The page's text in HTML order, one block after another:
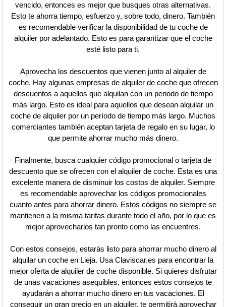
vencido, entonces es mejor que busques otras alternativas.
Esto te ahorra tiempo, esfuerzo y, sobre todo, dinero. También
es recomendable verificar la disponibilidad de tu coche de
alquiler por adelantado. Esto es para garantizar que el coche
esté listo para ti.
Aprovecha los descuentos que vienen junto al alquiler de
coche. Hay algunas empresas de alquiler de coche que ofrecen
descuentos a aquellos que alquilan con un periodo de tiempo
más largo. Esto es ideal para aquellos que desean alquilar un
coche de alquiler por un período de tiempo más largo. Muchos
comerciantes también aceptan tarjeta de regalo en su lugar, lo
que permite ahorrar mucho más dinero.
Finalmente, busca cualquier código promocional o tarjeta de
descuento que se ofrecen con el alquiler de coche. Esta es una
excelente manera de disminuir los costos de alquiler. Siempre
es recomendable aprovechar los códigos promocionales
cuanto antes para ahorrar dinero. Estos códigos no siempre se
mantienen a la misma tarifas durante todo el año, por lo que es
mejor aprovecharlos tan pronto como las encuentres.
Con estos consejos, estarás listo para ahorrar mucho dinero al
alquilar un coche en Lieja. Usa Claviscar.es para encontrar la
mejor oferta de alquiler de coche disponible. Si quieres disfrutar
de unas vacaciones asequibles, entonces estos consejos te
ayudarán a ahorrar mucho dinero en tus vacaciones. El
conseguir un gran precio en un alquiler, te permitirá aprovechar